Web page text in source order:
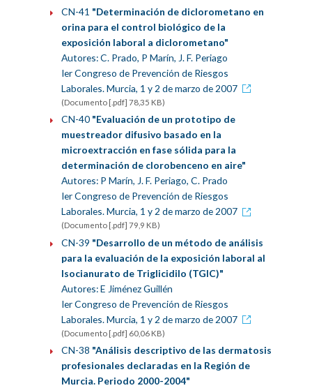
CN-41 "Determinación de diclorometano en
orina para el control biológico de la
exposición laboral a diclorometano"
Autores: C. Prado, P Marín, J. F. Periago
Ier Congreso de Prevención de Riesgos
Laborales. Murcia, 1 y 2 de marzo de 2007
(Documento [.pdf] 78,35 KB)
CN-40"Evaluación de un prototipo de
muestreador difusivo basado en la
microextracción en fase sólida para la
determinación de clorobenceno en aire"
Autores: P Marín, J. F. Periago, C. Prado
Ier Congreso de Prevención de Riesgos
Laborales. Murcia, 1 y 2 de marzo de 2007
(Documento [.pdf] 79,9 KB)
CN-39 "Desarrollo de un método de análisis
para la evaluación de la exposición laboral al
Isocianurato de Triglicidilo (TGIC)"
Autores: E Jiménez Guillén
Ier Congreso de Prevención de Riesgos
Laborales. Murcia, 1 y 2 de marzo de 2007
(Documento [.pdf] 60,06 KB)
CN-38 "Análisis descriptivo de las dermatosis
profesionales declaradas en la Región de
Murcia. Periodo 2000-2004"